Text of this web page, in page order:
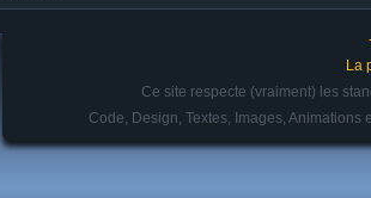
La
Ce site respecte (vraiment) les
Code, Design, Textes, Images,